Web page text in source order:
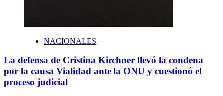
NACIONALES
La defensa de Cristina Kirchner llevó la condena
por la causa Vialidad ante la ONU y cuestionó el
proceso judicial